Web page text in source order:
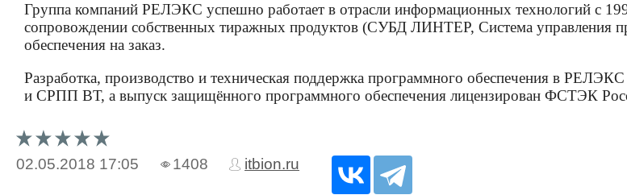
Группа компаний РЕЛЭКС успешно работает в отрасли информационных технологий с
сопровождении собственных тиражных продуктов (СУБД ЛИНТЕР, Система управления
обеспечения на заказ.
Разработка, производство и техническая поддержка программного обеспечения в
и СРПП ВТ, а выпуск защищённого программного обеспечения лицензирован ФСТЭК
02.05.2018 17:05 1408 itbion.ru